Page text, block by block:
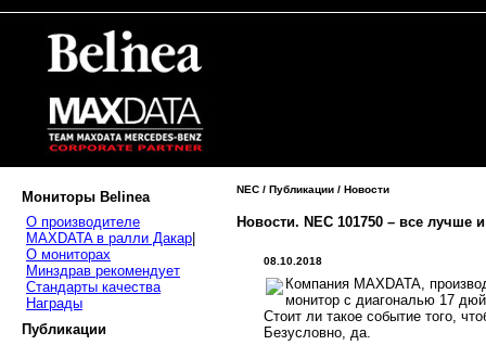
Мониторы Belinea
О производителе
MAXDATA в ралли Дакар
О мониторах
Минздрав рекомендует
Стандарты качества
Награды
Публикации
NEC / Публикации / Новости
Новости. NEC 101750 – все лучше
08.10.2018
Компания MAXDATA,
монитор с диагональю 17
Стоит ли такое событие того,
Безусловно, да.